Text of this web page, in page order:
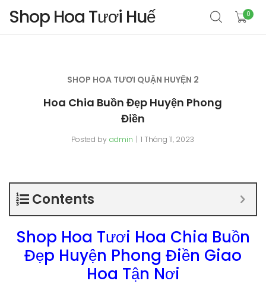
Shop Hoa Tươi Huế 0
SHOP HOA TƯƠI QUẬN HUYỆN 2
Hoa Chia Buồn Đẹp Huyện Phong
Điền
Posted by admin 1 Tháng 11, 2023
Contents
Shop Hoa Tươi Hoa Chia Buồn
Đẹp Huyện Phong Điền Giao
Hoa Tận Nơi